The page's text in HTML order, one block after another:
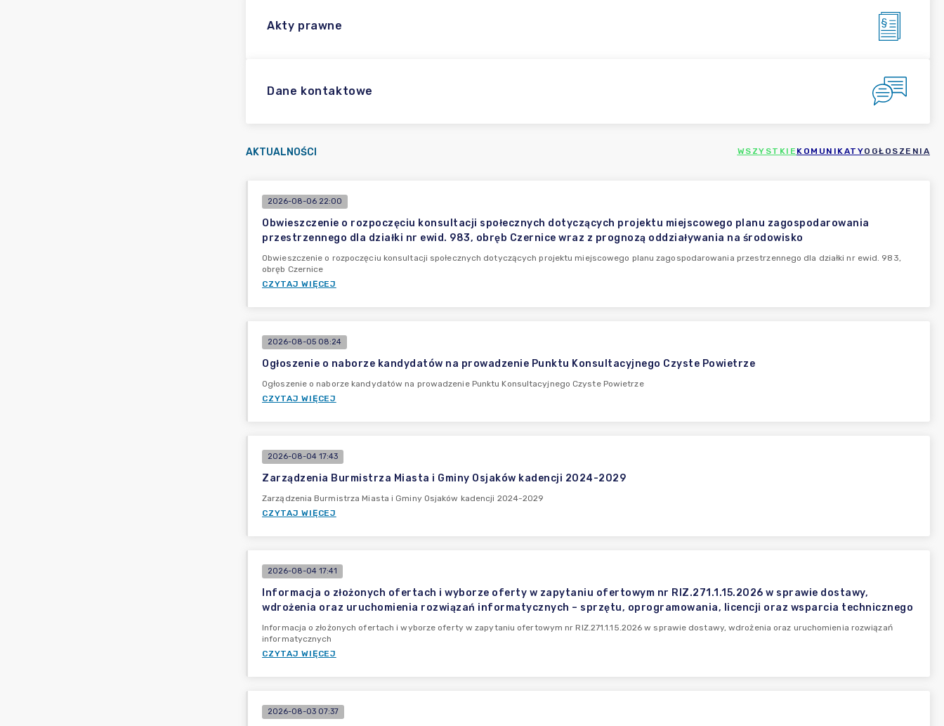
Akty prawne
Dane kontaktowe
AKTUALNOŚCI WSZYSTKIE KOMUNIKATYOGŁOSZENIA
2026-08-06 22:00
Obwieszczenie o rozpoczęciu konsultacji społecznych dotyczących projektu miejscowego planu zagospodarowania
przestrzennego dla działki nr ewid. 983, obręb Czernice wraz z prognozą oddziaływania na środowisko
Obwieszczenie o rozpoczęciu konsultacji społecznych dotyczących projektu miejscowego planu zagospodarowania przestrzennego dla działki nr ewid. 983,
obręb Czernice
CZYTAJ WIĘCEJ
2026-08-05 08:24
Ogłoszenie o naborze kandydatów na prowadzenie Punktu Konsultacyjnego Czyste Powietrze
Ogłoszenie o naborze kandydatów na prowadzenie Punktu Konsultacyjnego Czyste Powietrze
CZYTAJ WIĘCEJ
2026-08-04 17:43
Zarządzenia Burmistrza Miasta i Gminy Osjaków kadencji 2024-2029
Zarządzenia Burmistrza Miasta i Gminy Osjaków kadencji 2024-2029
CZYTAJ WIĘCEJ
2026-08-04 17:41
Informacja o złożonych ofertach i wyborze oferty w zapytaniu ofertowym nr RIZ.271.1.15.2026 w sprawie dostawy,
wdrożenia oraz uruchomienia rozwiązań informatycznych – sprzętu, oprogramowania, licencji oraz wsparcia technicznego
Informacja o złożonych ofertach i wyborze oferty w zapytaniu ofertowym nr RIZ.271.1.15.2026 w sprawie dostawy, wdrożenia oraz uruchomienia rozwiązań
informatycznych
CZYTAJ WIĘCEJ
2026-08-03 07:37